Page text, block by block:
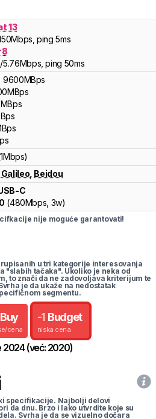
13
Mbps , ping 5ms
/5.76Mbps , ping 50ms
9600MBps
MBps
MBps
Galileo Beidou
C
(480Mbps, 3w)
nije moguće garantovati!
u tri kategorije interesovanja
"slabih tačaka". Ukoliko je neka od
to znači da ne zadovoljava kriterijum te
je da ukaže na nedostatak
segmentu.
cena
-1 Budget
niska cena
2024(već: 2020)
specifikacije. Najbolji delovi
da dnu. Brzo i lako utvrdite koje su
Svrha je da se vizuelno dočara